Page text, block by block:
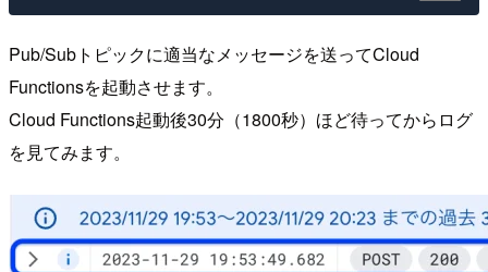
Pub/Subトピックに適当なメッセージを送ってCloud
Functionsを起動させます。
Cloud Functions起動後30分（1800秒）ほど待ってからログ
を見てみます。